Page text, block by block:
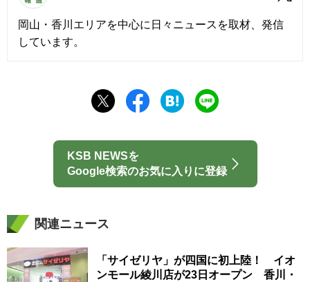
岡山・香川エリアを中心に日々ニュースを取材、発信
しています。
KSB NEWSを
Google検索のお気に入りに登録
関連ニュース
「サイゼリヤ」が四国に初上陸！ イオ
ンモール綾川店が23日オープン 香川・